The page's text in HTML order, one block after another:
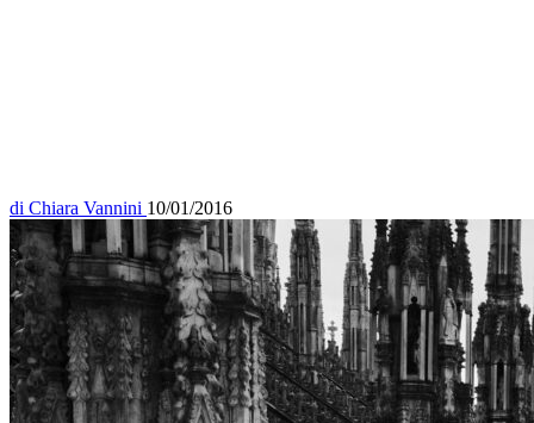
di Chiara Vannini 10/01/2016